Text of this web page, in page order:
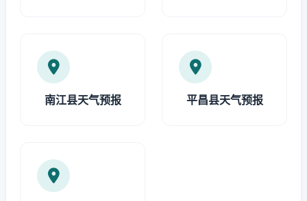
南江县天气预报 平昌县天气预报